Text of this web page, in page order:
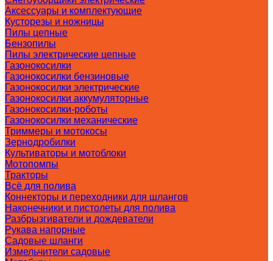
Аксессуары и комплектующие
Кусторезы и ножницы
Пилы цепные
Бензопилы
Пилы электрические цепные
Газонокосилки
Газонокосилки бензиновые
Газонокосилки электрические
Газонокосилки аккумуляторные
Газонокосилки-роботы
Газонокосилки механические
Триммеры и мотокосы
Зернодробилки
Культиваторы и мотоблоки
Мотопомпы
Тракторы
Всё для полива
Коннекторы и переходники для шлангов
Наконечники и пистолеты для полива
Разбрызгиватели и дождеватели
Рукава напорные
Садовые шланги
Измельчители садовые